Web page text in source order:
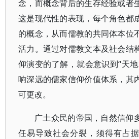
念，而概念背后的生存经验或者
这是现代性的表现，每个角色都
的概念，从而儒教的共同体本位
活力。通过对儒教文本及社会结
仰演变的了解，就会意识到“天
响深远的儒家信仰价值体系，其
可更改。
广土众民的帝国，自然信仰
任易导致社会分裂，须得有占